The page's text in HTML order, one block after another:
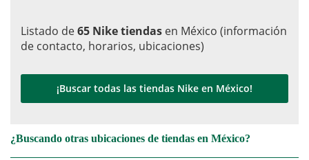
Listado de65 Nike tiendas en México (información
de contacto, horarios, ubicaciones)
¡Buscar todas las tiendas Nike en México!
¿Buscando otras ubicaciones de tiendas en México?